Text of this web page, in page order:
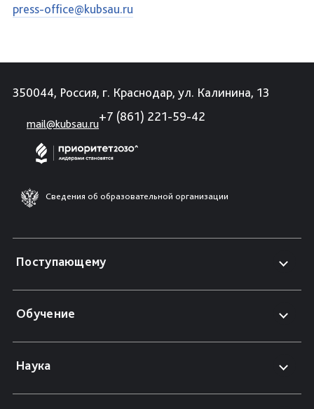
press-office@kubsau.ru
350044, Россия, г. Краснодар, ул. Калинина, 13
mail@kubsau.ru
+7 (861) 221-59-42
Сведения об образовательной организации
Поступающему
Обучение
Наука